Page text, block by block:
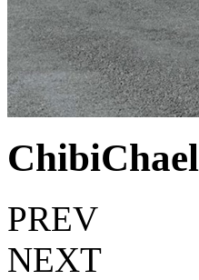
ChibiChael
PREV
NEXT